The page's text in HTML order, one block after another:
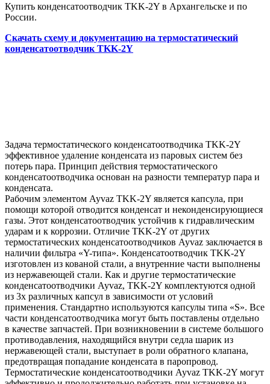
Купить конденсатоотводчик TKK-2Y в Архангельске и по
России.
Скачать схему и документацию на термостатический
конденсатоотводчик TKK-2Y
Задача термостатического конденсатоотводчика TKK-2Y
эффективное удаление конденсата из паровых систем без
потерь пара. Принцип действия термостатического
конденсатоотводчика основан на разности температур пара и
конденсата.
Рабочим элементом Ayvaz TKK-2Y является капсула, при
помощи которой отводится конденсат и неконденсирующиеся
газы. Этот конденсатоотводчик устойчив к гидравлическим
ударам и к коррозии. Отличие TKK-2Y от других
термостатических конденсатоотводчиков Ayvaz заключается в
наличии фильтра «Y-типа». Конденсатоотводчик TKK-2Y
изготовлен из кованой стали, а внутренние части выполнены
из нержавеющей стали. Как и другие термостатические
конденсатоотводчики Ayvaz, TKK-2Y комплектуются одной
из 3х различных капсул в зависимости от условий
применения. Стандартно используются капсулы типа «S». Все
части конденсатоотводчика могут быть поставлены отдельно
в качестве запчастей. При возникновении в системе большого
противодавления, находящийся внутри седла шарик из
нержавеющей стали, выступает в роли обратного клапана,
предотвращая попадание конденсата в паропровод.
Термостатические конденсатоотводчики Ayvaz TKK-2Y могут